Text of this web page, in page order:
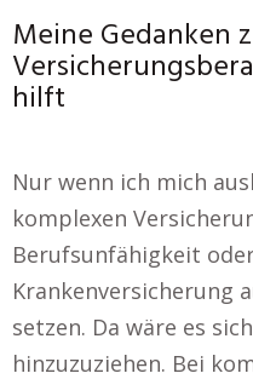
Meine Gedanken
hilft
Nur wenn ich mich
komplexen
Berufsunfähigkeit
Krankenversicherung
setzen. Da wäre es
hinzuzuziehen. Bei